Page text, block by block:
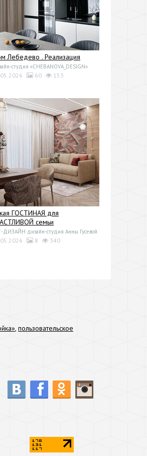
Лебедево . Реализация
студия «CHEBANOVA_DESIGN»
60 153
ГОСТИНАЯ для
семьи
ДИЗАЙН дизайн-студия Анны Гусевой
8 340
, пользовательское